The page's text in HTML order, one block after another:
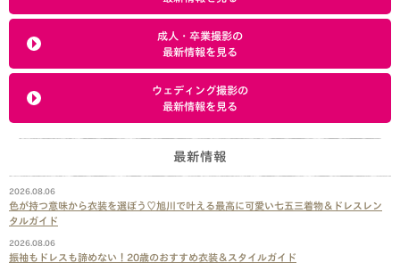
成人・卒業撮影の
最新情報を見る
ウェディング撮影の
最新情報を見る
最新情報
2026.08.06
色が持つ意味から衣装を選ぼう♡旭川で叶える最高に可愛い七五三着物＆ドレスレン
タルガイド
2026.08.06
振袖もドレスも諦めない！20歳のおすすめ衣装＆スタイルガイド